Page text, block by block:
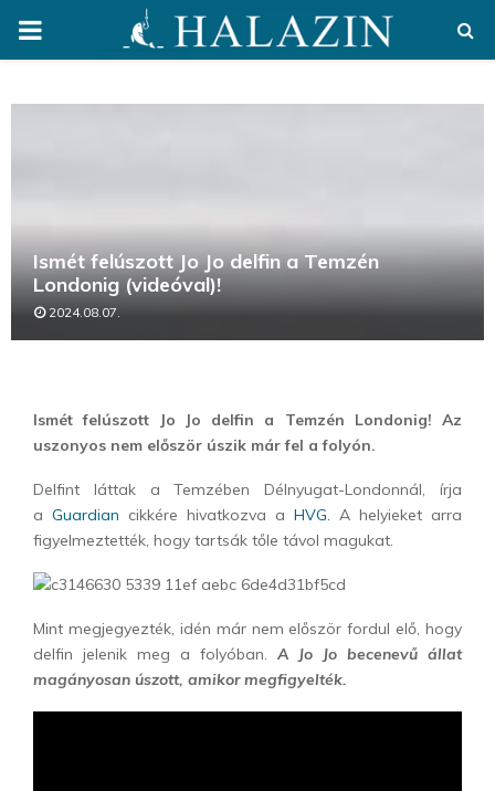
PRIMARY
Ismét felúszott Jo Jo delfin a Temzén
Londonig (videóval)!
2024.08.07.
Ismét felúszott Jo Jo delfin a Temzén Londonig! Az
uszonyos nem először úszik már fel a folyón.
Delfint láttak a Temzében Délnyugat-Londonnál, írja
a Guardian cikkére hivatkozva a HVG. A helyieket arra
figyelmeztették, hogy tartsák tőle távol magukat.
Mint megjegyezték, idén már nem először fordul elő, hogy
delfin jelenik meg a folyóban. A Jo Jo becenevű állat
magányosan úszott, amikor megfigyelték.